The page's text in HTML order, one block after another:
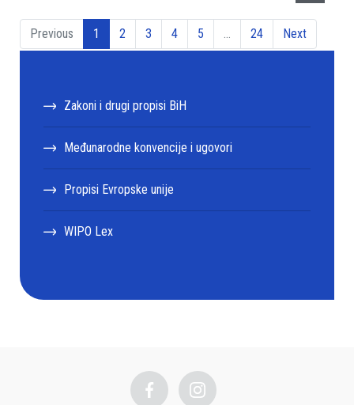
Previous 1 2 3 4 5 24 Next
Zakoni i drugi propisi BiH
Međunarodne konvencije i ugovori
Propisi Evropske unije
WIPO Lex